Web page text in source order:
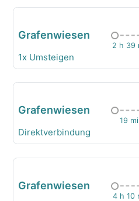
Grafenwiesen
2 h 39
1x Umsteigen
Grafenwiesen
19
Direktverbindung
Grafenwiesen
4 h 10